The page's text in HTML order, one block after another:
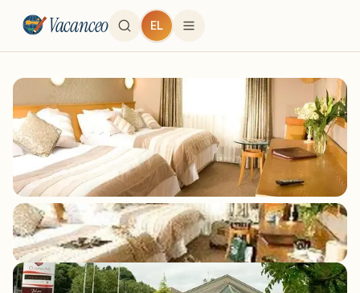
Vacanceo EL